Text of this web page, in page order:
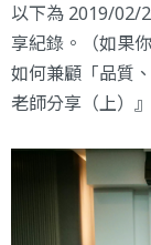
以下為 2019/02/
享紀錄。（如果
如何兼顧「品質
老師分享（上） 』